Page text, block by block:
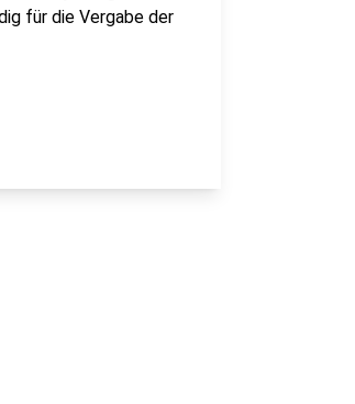
für die Vergabe der